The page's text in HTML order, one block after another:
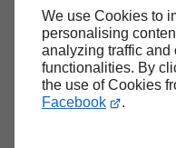
We use Cookies to
personalising
analyzing traffic
functionalities. By
the use of Cookies
Facebook
.